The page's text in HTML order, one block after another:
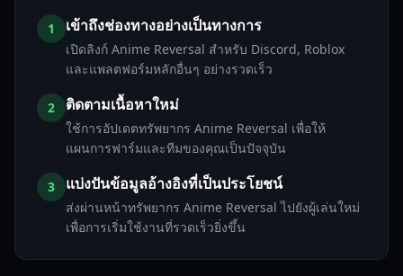
1 เข้าถึงช่องทางอย่างเป็นทางการ
เปิดลิงก์ Anime Reversal สำหรับ Discord, Roblox
และแพลตฟอร์มหลักอื่นๆ อย่างรวดเร็ว
2 ติดตามเนื้อหาใหม่
ใช้การอัปเดตทรัพยากร Anime Reversal เพื่อให้
แผนการฟาร์มและทีมของคุณเป็นปัจจุบัน
3 แบ่งปันข้อมูลอ้างอิงที่เป็นประโยชน์
ส่งผ่านหน้าทรัพยากร Anime Reversal ไปยังผู้เล่นใหม่
เพื่อการเริ่มใช้งานที่รวดเร็วยิ่งขึ้น